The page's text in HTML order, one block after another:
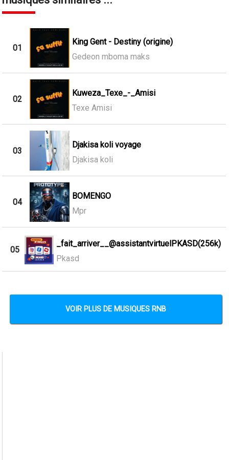
01
King Gent - Destiny (origine)
Gedeon mboma maks
02
Kuweza_Texe_-_Amisi
Texe Amisi
03
Djakisa koli voyage
Djakisa koli
04
BOMENGO
Mpr
05
_fait_arriver__@assistantvirtuelPKASD(256k)
Pkasd
VOIR PLUS DE MUSIQUES RNB